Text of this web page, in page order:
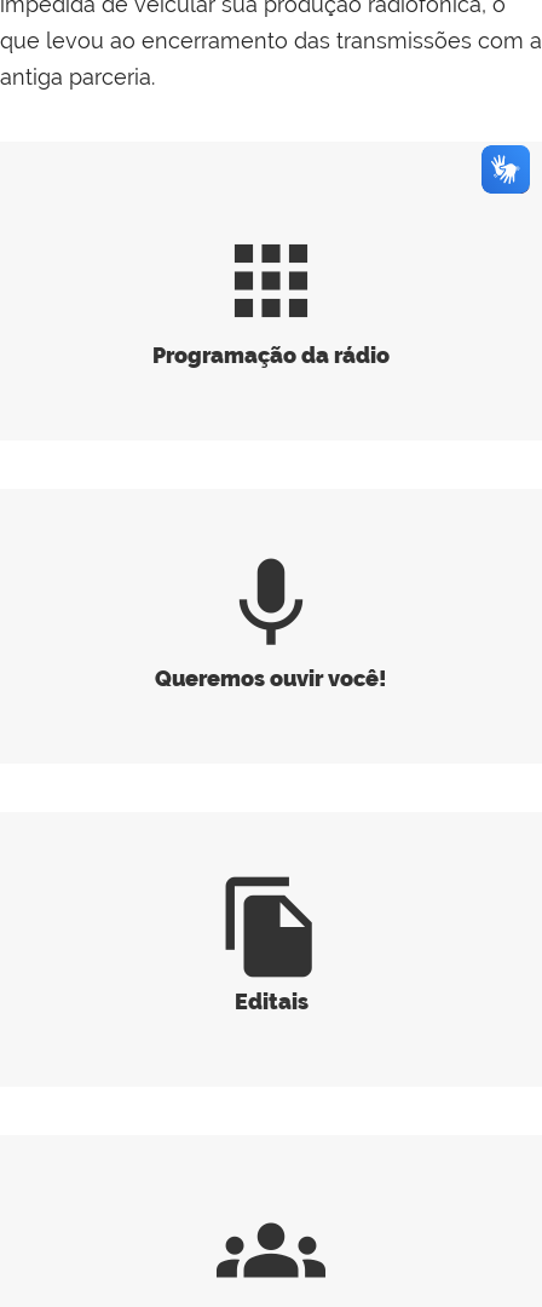
que levou ao encerramento das transmissões com a
antiga parceria.
apps
Programação da rádio
mic
Queremos ouvir você!
file_copy
Editais
groups